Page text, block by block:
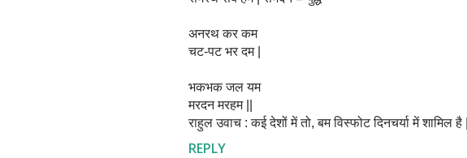
अनरथ कर कम
चट-पट भर दम |
भकभक जल यम
मरदन मरहम ||
राहुल उवाच : कई देशों में तो, बम विस्फोट दिनचर्या में शामिल है |
REPLY